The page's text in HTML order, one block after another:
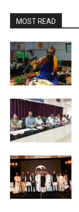
MOST READ